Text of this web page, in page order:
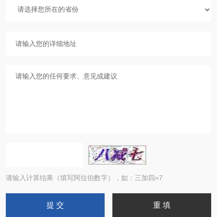
请输入计算结果（填写阿拉伯数字），如：三加四=7